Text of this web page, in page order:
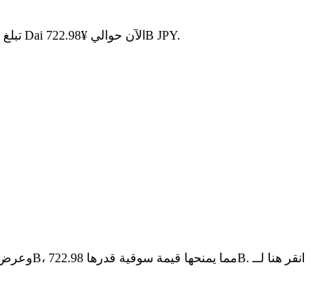
. مع عرض متداول قدره 4.59B DAI، تبلغ القيمة السوقية الإجمالية لـ Dai الآن حوالي ¥722.98B JPY.
DAI هو عملة مشفرة مبنية على سلسلة الكتل الخاصة بـ Dai. لديها عرض أقصى قدره 0، مع إجمالي عرض حالي قدره 4.59B وعرض متداول قدره 4.59B، مما يمنحها قيمة سوقية قدرها 722.98B. انقر هنا لــ